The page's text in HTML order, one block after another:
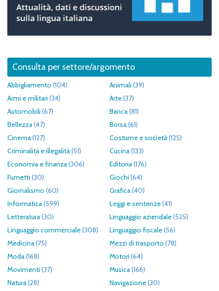
Consulta per settore/argomento
Abbigliamento (104) Animali (39)
Armi e militari (34) Arte(37)
Automobili (67) Banca(81)
Bellezza(47) Borsa(61)
Cinema(127) Costume e società(125)
Criminalità e illegalità(51) Cucina(133)
Economia e finanza(306) Editoria(176)
Fumetti (30) Giochi (64)
Giornalismo (60) Grafica(40)
Informatica(599) Leggi e sentenze(41)
Letteratura(30) Linguaggio aziendale(525)
Linguaggio commerciale(308) Linguaggio fiscale(56)
Medicina(75) Mezzi di trasporto (78)
Moda(168) Motori (64)
Movimenti (37) Musica(166)
Natura(28) Navigazione(30)